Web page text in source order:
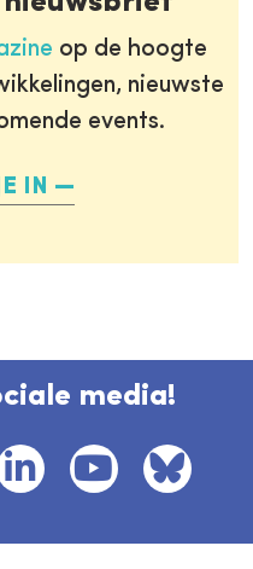
op de hoogte
nieuwste
events.
IN
media!